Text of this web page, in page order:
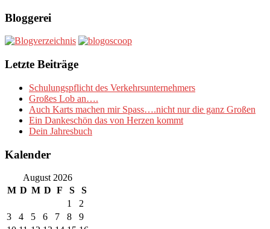
Bloggerei
Letzte Beiträge
Schulungspflicht des Verkehrsunternehmers
Großes Lob an….
Auch Karts machen mir Spass….nicht nur die ganz Großen
Ein Dankeschön das von Herzen kommt
Dein Jahresbuch
Kalender
August 2026
M D M D F S
S
1
2
3
4 5 6 7 8
9